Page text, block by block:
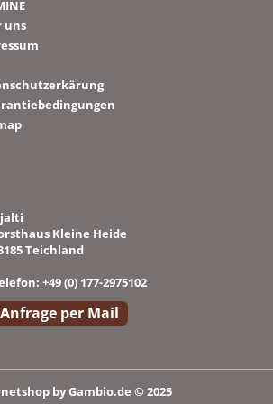
uns
Kleine Heide
Teichland
+49 (0) 177-2975102
Anfrage per Mail
by Gambio.de © 2025